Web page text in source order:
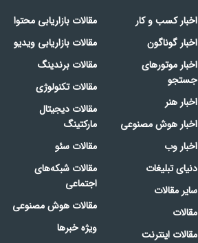
اخبار کسب و کار
اخبار گوناگون
اخبار موتورهای
جستجو
اخبار هنر
اخبار هوش مصنوعی
اخبار وب
دنیای تبلیغات
سایر مقالات
مقالات
مقالات اینترنت
مقالات بازاریابی محتوا
مقالات بازاریابی ویدیو
مقالات برندینگ
مقالات تکنولوژی
مقالات دیجیتال
مارکتینگ
مقالات سئو
مقالات شبکه‌های
اجتماعی
مقالات هوش مصنوعی
ویژه خبرها